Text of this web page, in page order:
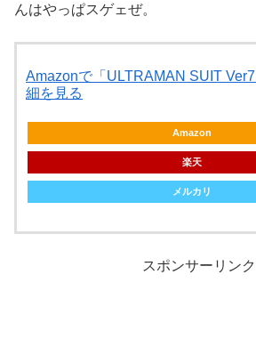
んはやっぱスゲェぜ。
Amazonで「ULTRAMAN SUIT
細を見る
Amazon
楽天
メルカリ
スポンサーリンク